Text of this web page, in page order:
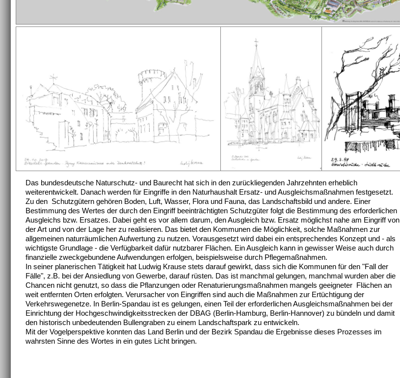
Das bundesdeutsche Naturschutz- und Baurecht hat sich in den zurückliegenden Jahrzehnten erheblich
weiterentwickelt. Danach werden für Eingriffe in den Naturhaushalt Ersatz- und Ausgleichsmaßnahmen festgesetzt.
Zu den Schutzgütern gehören Boden, Luft, Wasser, Flora und Fauna, das Landschaftsbild und andere. Einer
Bestimmung des Wertes der durch den Eingriff beeinträchtigten Schutzgüter folgt die Bestimmung des erforderlichen
Ausgleichs bzw. Ersatzes. Dabei geht es vor allem darum, den Ausgleich bzw. Ersatz möglichst nahe am Eingriff von
der Art und von der Lage her zu realisieren. Das bietet den Kommunen die Möglichkeit, solche Maßnahmen zur
allgemeinen naturräumlichen Aufwertung zu nutzen. Vorausgesetzt wird dabei ein entsprechendes Konzept und - als
wichtigste Grundlage - die Verfügbarkeit dafür nutzbarer Flächen. Ein Ausgleich kann in gewisser Weise auch durch
finanzielle zweckgebundene Aufwendungen erfolgen, beispielsweise durch Pflegemaßnahmen.
In seiner planerischen Tätigkeit hat Ludwig Krause stets darauf gewirkt, dass sich die Kommunen für den "Fall der
Fälle", z.B. bei der Ansiedlung von Gewerbe, darauf rüsten. Das ist manchmal gelungen, manchmal wurden aber die
Chancen nicht genutzt, so dass die Pflanzungen oder Renaturierungsmaßnahmen mangels geeigneter Flächen an
weit entfernten Orten erfolgten. Verursacher von Eingriffen sind auch die Maßnahmen zur Ertüchtigung der
Verkehrswegenetze. In Berlin-Spandau ist es gelungen, einen Teil der erforderlichen Ausgleichsmaßnahmen bei der
Einrichtung der Hochgeschwindigkeitsstrecken der DBAG (Berlin-Hamburg, Berlin-Hannover) zu bündeln und damit
den historisch unbedeutenden Bullengraben zu einem Landschaftspark zu entwickeln.
Mit der Vogelperspektive konnten das Land Berlin und der Bezirk Spandau die Ergebnisse dieses Prozesses im
wahrsten Sinne des Wortes in ein gutes Licht bringen.